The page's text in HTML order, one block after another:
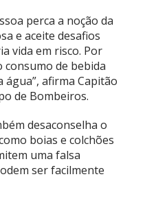
perca a noção da
e aceite desafios
vida em risco. Por
consumo de bebida
afirma Capitão
de Bombeiros.
desaconselha o
boias e colchões
uma falsa
ser facilmente